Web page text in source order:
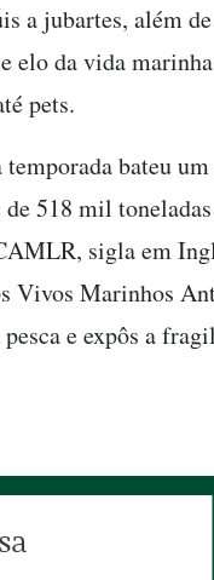
a jubartes, além
elo da vida
pets.
bateu
518 mil
sigla em
Vivos Marinhos
e expôs a